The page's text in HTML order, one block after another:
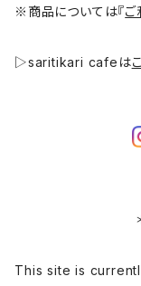
※商品については『ご
▷saritikari cafeは
This site is